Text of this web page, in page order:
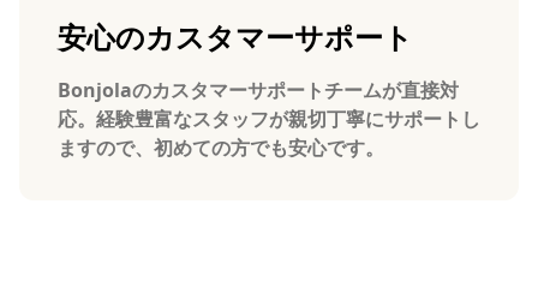
安心のカスタマーサポート
Bonjolaのカスタマーサポートチームが直接対
応。経験豊富なスタッフが親切丁寧にサポートし
ますので、初めての方でも安心です。